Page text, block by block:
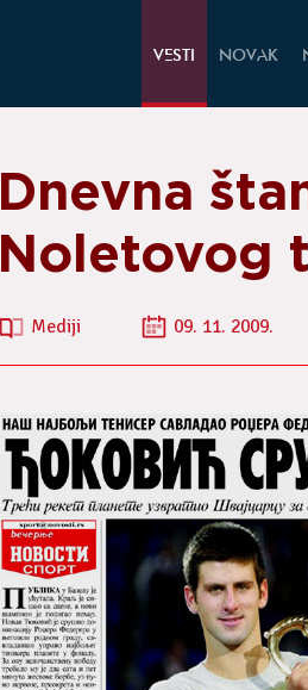
VESTI NOVAK
Dnevna
Noletovog
Mediji 09. 11. 2009.